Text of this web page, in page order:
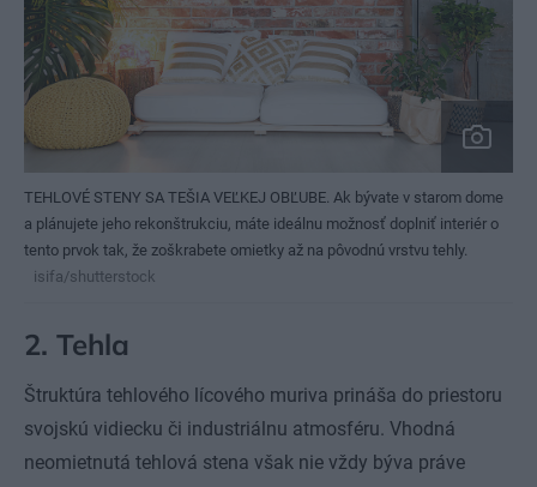
TEHLOVÉ STENY SA TEŠIA VEĽKEJ OBĽUBE. Ak bývate v starom dome
a plánujete jeho rekonštrukciu, máte ideálnu možnosť doplniť interiér o
tento prvok tak, že zoškrabete omietky až na pôvodnú vrstvu tehly.
isifa/shutterstock
2. Tehla
Štruktúra tehlového lícového muriva prináša do priestoru
svojskú vidiecku či industriálnu atmosféru. Vhodná
neomietnutá tehlová stena však nie vždy býva práve